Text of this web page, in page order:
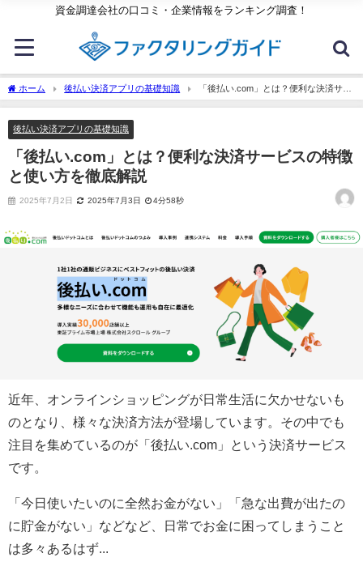
資金調達会社の口コミ・企業情報をランキング調査！
ホーム 後払い決済アプリの基礎知識
「後払い.com」とは？便利な決済サー
ビスの特徴と使い方を徹底解説
後払い決済アプリの基礎知識
「後払い.com」とは？便利な決済サービスの特徴
と使い方を徹底解説
2025年7月2日 2025年7月3日 4分58秒
近年、オンラインショッピングが日常生活に欠かせないも
のとなり、様々な決済方法が登場しています。その中でも
注目を集めているのが「後払い.com」という決済サービス
です。
「今日使いたいのに全然お金がない」「急な出費が出たの
に貯金がない」などなど、日常でお金に困ってしまうこと
は多々あるはず...